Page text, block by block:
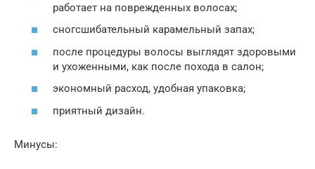
работает на поврежденных волосах;
сногсшибательный карамельный запах;
после процедуры волосы выглядят здоровыми
и ухоженными, как после похода в салон;
экономный расход, удобная упаковка;
приятный дизайн.
Минусы: